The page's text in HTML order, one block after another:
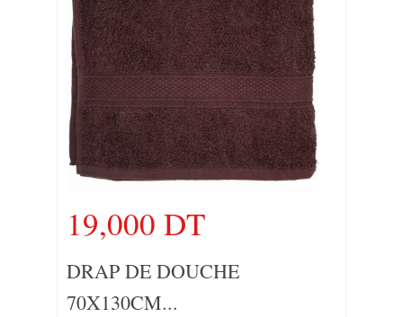
19,000 DT
DRAP DE DOUCHE
70X130CM...